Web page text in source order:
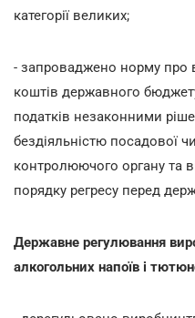
категорії великих;
- запроваджено норму про
коштів державного
податків незаконними
бездіяльністю посадової
контролюючого органу та
порядку регресу перед
Державне регулювання
алкогольних напоїв і